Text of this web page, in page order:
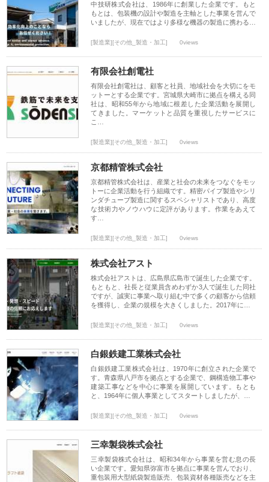
中技研株式会社は、1986年に創業した企業です。もと
もとは、包装機の設計や製造を主軸とした事業を営んで
いましたが、現在ではより多様な機器の製造に携わる…
[製造業][その他_製造・加工] 0views
有限会社創電社
有限会社創電社は、顧客と社員、地域社会を大切にをモ
ットーとする企業です。宮城県大崎市に拠点を構える同
社は、昭和55年から地域に根差した企業活動を展開し
てきました。マーケットと品質を重視したサービスに
こ…
[製造業][その他_製造・加工] 0views
京都精管株式会社
京都精管株式会社は、産業と社会の未来をつなぐをモッ
トーに企業活動を行う組織です。精密パイプ製造やシリ
ンダチューブ製造に関するスペシャリストであり、高度
な技術力やノウハウに定評があります。作業をあえて
す…
[製造業][その他_製造・加工] 0views
株式会社アスト
株式会社アストは、広島県広島市で誕生した企業です。
もともと、社長と従業員含めわずか3人で誕生した同社
ですが、誠実に事業へ取り組む中で多くの顧客から信頼
を獲得し、企業の規模を大きくしました。2017年に…
[製造業][その他_製造・加工] 0views
白銀鉄建工業株式会社
白銀鉄建工業株式会社は、1970年に創立された企業で
す。青森県八戸市を拠点とする企業で、鋼構造物工事や
建築工事などを中心に事業を展開しています。もとも
と、1964年に個人事業としてスタートしましたが、…
[製造業][その他_製造・加工] 0views
三幸製袋株式会社
三幸製袋株式会社は、昭和34年から事業を営む息の長
い企業です。愛知県弥富市を拠点に事業を営んでおり、
重包装用大型紙袋製造販売、包装資材各種販売などを主